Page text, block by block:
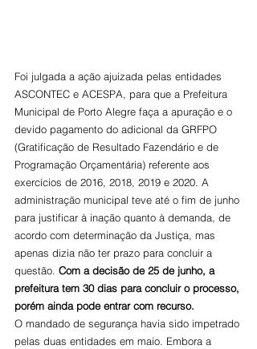
Foi julgada a ação ajuizada pelas entidades
ASCONTEC e ACESPA, para que a Prefeitura
Municipal de Porto Alegre faça a apuração e o
devido pagamento do adicional da GRFPO
(Gratificação de Resultado Fazendário e de
Programação Orçamentária) referente aos
exercícios de 2016, 2018, 2019 e 2020. A
administração municipal teve até o fim de junho
para justificar à inação quanto à demanda, de
acordo com determinação da Justiça, mas
apenas dizia não ter prazo para concluir a
questão. Com a decisão de 25 de junho, a
prefeitura tem 30 dias para concluir o processo,
porém ainda pode entrar com recurso.
O mandado de segurança havia sido impetrado
pelas duas entidades em maio. Embora a